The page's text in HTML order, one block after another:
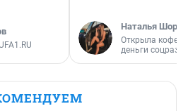
Наталья
Открыла
деньги